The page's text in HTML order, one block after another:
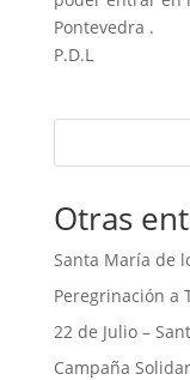
Pontevedra .
P.D.L
Otras
Santa María de
Peregrinación a
22 de Julio –
Campaña